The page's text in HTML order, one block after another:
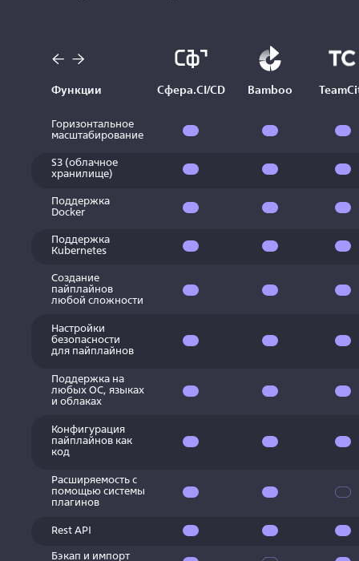
Горизонтальное
масштабирование
S3 (облачное
хранилище)
Поддержка
Docker
Поддержка
Kubernetes
Создание
пайплайнов
любой сложности
Настройки
безопасности
для пайплайнов
Поддержка на
любых ОС, языках
и облаках
Конфигурация
пайплайнов как
код
Расширяемость с
помощью системы
плагинов
Rest API
Бэкап и импорт
Сфера.CI/CD
Функции Bamboo